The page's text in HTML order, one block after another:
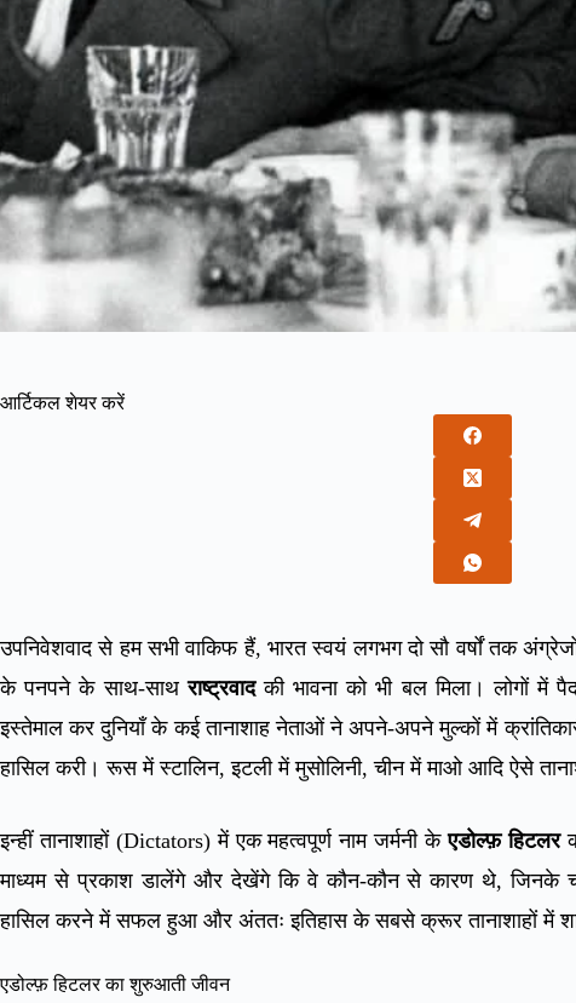
आर्टिकल शेयर करें
उपनिवेशवाद से हम सभी वाकिफ हैं, भारत स्वयं लगभग दो सौ वर्षों तक
के पनपने के साथ-साथराष्ट्रवादकी भावना को भी बल मिला। लोगों में
इस्तेमाल कर दुनियाँ के कई तानाशाह नेताओं ने अपने-अपने मुल्कों में
हासिल करी। रूस में स्टालिन, इटली में मुसोलिनी, चीन में माओ आदि ऐसे
इन्हीं तानाशाहों (Dictators) में एक महत्वपूर्ण नाम जर्मनी केएडोल्फ़ हिटलर
माध्यम से प्रकाश डालेंगे और देखेंगे कि वे कौन-कौन से कारण थे, जिनके
हासिल करने में सफल हुआ और अंततः इतिहास के सबसे क्रूर तानाशाहों में
एडोल्फ़ हिटलर का शुरुआती जीवन